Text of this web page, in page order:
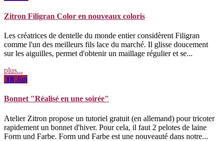
Zitron Filigran Color en nouveaux coloris
Les créatrices de dentelle du monde entier considèrent Filigran
comme l'un des meilleurs fils lace du marché. Il glisse doucement
sur les aiguilles, permet d'obtenir un maillage régulier et se...
plus...
18 Jan
Bonnet "Réalisé en une soirée"
Atelier Zitron propose un tutoriel gratuit (en allemand) pour tricoter
rapidement un bonnet d'hiver. Pour cela, il faut 2 pelotes de laine
Form und Farbe. Form und Farbe est une nouveauté dans notre...